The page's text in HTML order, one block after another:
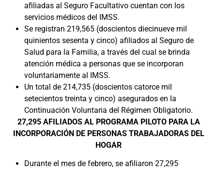
afiliadas al Seguro Facultativo cuentan con los
servicios médicos del IMSS.
Se registran 219,565 (doscientos diecinueve mil
quinientos sesenta y cinco) afiliados al Seguro de
Salud para la Familia, a través del cual se brinda
atención médica a personas que se incorporan
voluntariamente al IMSS.
Un total de 214,735 (doscientos catorce mil
setecientos treinta y cinco) asegurados en la
Continuación Voluntaria del Régimen Obligatorio.
27,295 AFILIADOS AL PROGRAMA PILOTO PARA LA
INCORPORACIÓN DE PERSONAS TRABAJADORAS DEL
HOGAR
Durante el mes de febrero, se afiliaron 27,295